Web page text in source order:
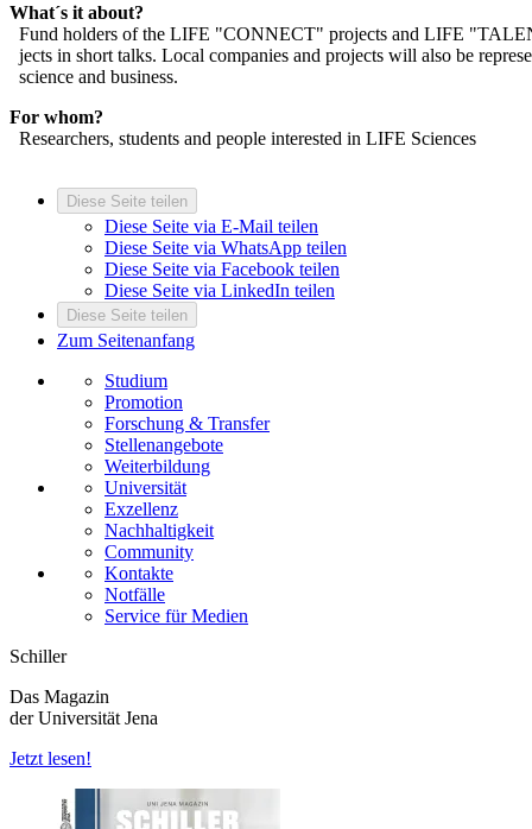
What´s it about?
Fund holders of the LIFE "CONNECT" projects and LIFE
jects in short talks. Local companies and projects will also be
science and business.
For whom?
Researchers, students and people interested in LIFE Sciences
Diese Seite teilen
Diese Seite via E-Mail teilen
Diese Seite via WhatsApp teilen
Diese Seite via Facebook teilen
Diese Seite via LinkedIn teilen
Diese Seite teilen
Zum Seitenanfang
Studium
Promotion
Forschung & Transfer
Stellenangebote
Weiterbildung
Universität
Exzellenz
Nachhaltigkeit
Community
Kontakte
Notfälle
Service für Medien
Schiller
Das Magazin
der Universität Jena
Jetzt lesen!